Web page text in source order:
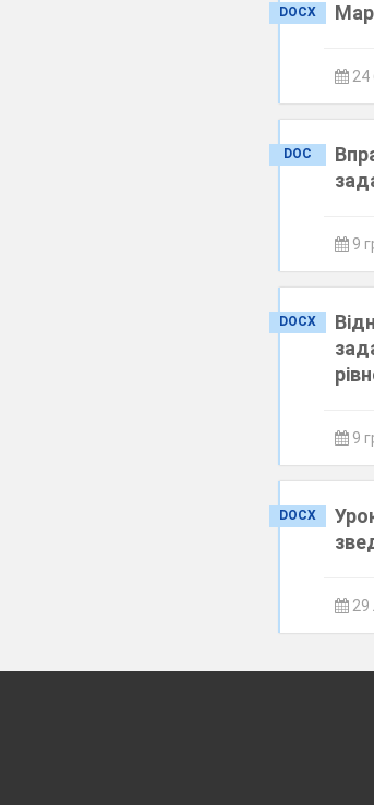
DOCX
24
DOC
9
DOCX
9
DOCX
29